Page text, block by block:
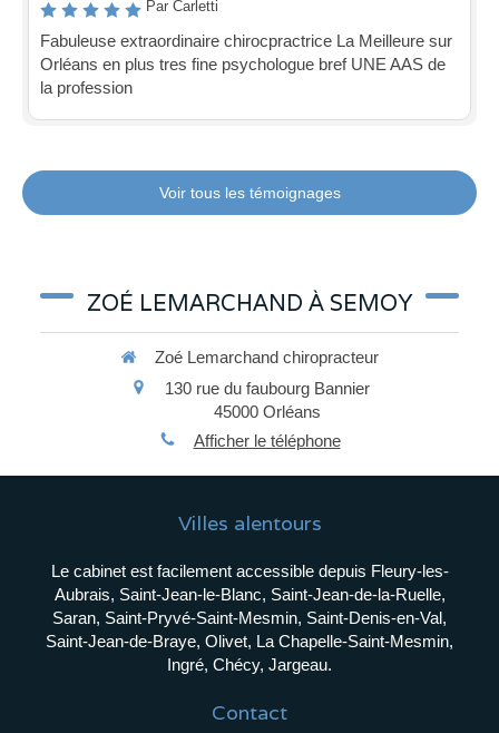
Par Carletti
Fabuleuse extraordinaire chirocpractrice La Meilleure sur
Orléans en plus tres fine psychologue bref UNE AAS de
la profession
Voir tous les témoignages
ZOÉ LEMARCHAND À SEMOY
Zoé Lemarchand chiropracteur
130 rue du faubourg Bannier
45000 Orléans
Afficher le téléphone
Villes alentours
Le cabinet est facilement accessible depuis Fleury-les-
Aubrais, Saint-Jean-le-Blanc, Saint-Jean-de-la-Ruelle,
Saran, Saint-Pryvé-Saint-Mesmin, Saint-Denis-en-Val,
Saint-Jean-de-Braye, Olivet, La Chapelle-Saint-Mesmin,
Ingré, Chécy, Jargeau.
Contact